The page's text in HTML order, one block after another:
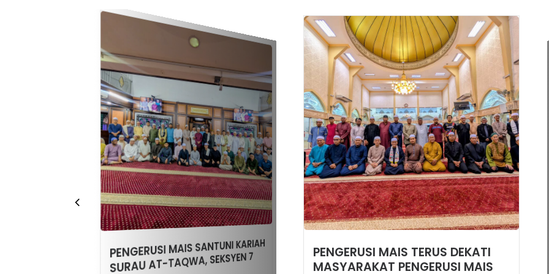
PENGERUSI MAIS SANTUNI KARIAH
SURAU AT-TAQWA, SEKSYEN 7 PENGERUSI MAIS TERUS DEKATI
MASYARAKAT PENGERUSI MAIS